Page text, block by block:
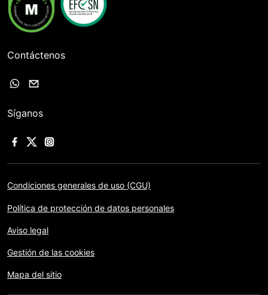
Contáctenos
Síganos
Condiciones generales de uso (CGU)
Política de protección de datos personales
Aviso legal
Gestión de las cookies
Mapa del sitio